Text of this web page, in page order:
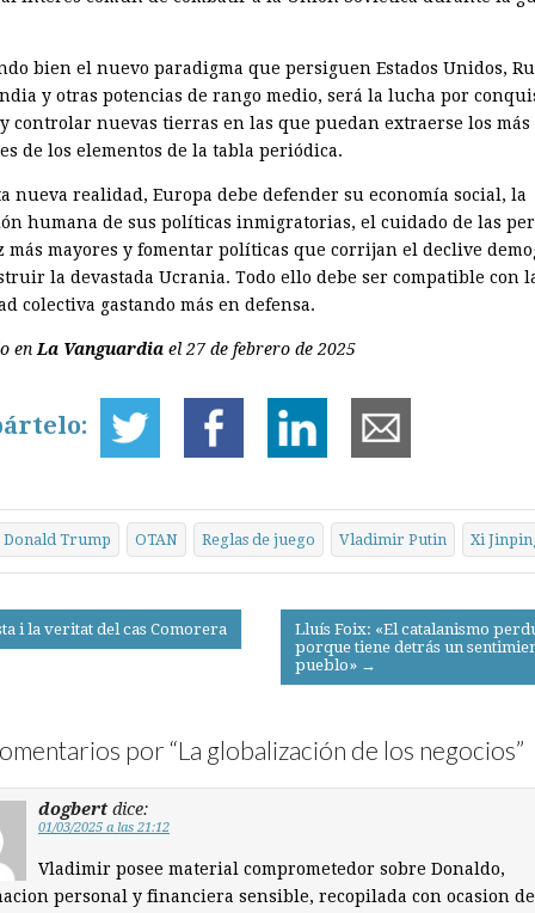
bien el nuevo paradigma que persiguen Estados Unidos,
y otras potencias de rango medio, será la lucha por
controlar nuevas tierras en las que puedan extraerse los más
de los elementos de la tabla periódica.
nueva realidad, Europa debe defender su economía social, la
humana de sus políticas inmigratorias, el cuidado de las
más mayores y fomentar políticas que corrijan el declive
la devastada Ucrania. Todo ello debe ser compatible con
colectiva gastando más en defensa.
en La Vanguardia el 27 de febrero de 2025
Donald Trump OTAN Reglas de juego Vladimir Putin Xi
i la veritat del cas Comorera
Lluís Foix: «El catalanismo
porque tiene detrás un
pueblo» →
por “La globalización de los negocios”
dogbert dice:
01/03/2025 a las 21:12
Vladimir posee material comprometedor sobre Donaldo,
personal y financiera sensible, recopilada con ocasion